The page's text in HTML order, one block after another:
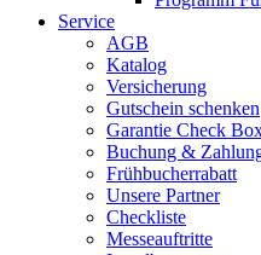
Service
AGB
Katalog
Versicherung
Gutschein schenken
Garantie Check
Buchung &
Frühbucherrabatt
Unsere Partner
Checkliste
Messeauftritte